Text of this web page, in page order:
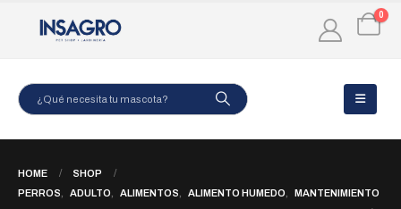
0
HOME
SHOP
PERROS
ADULTO ALIMENTOS ALIMENTO HUMEDO MANTENIMIENTO